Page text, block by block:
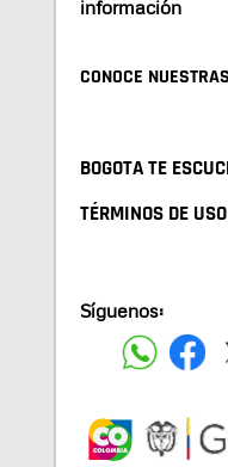
información
CONOCE
BOGOTA TE
TÉRMINOS DE USO
Síguenos: